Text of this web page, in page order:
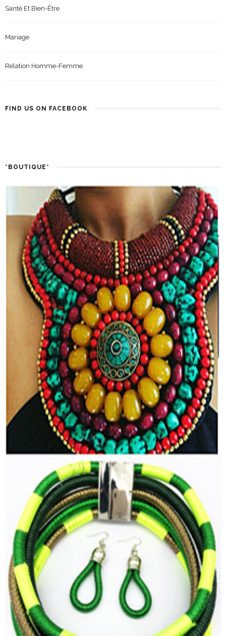
Santé Et Bien-Être
Mariage
Relation Homme-Femme
FIND US ON FACEBOOK
*BOUTIQUE*